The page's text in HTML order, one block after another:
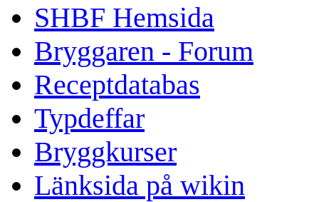
SHBF Hemsida
Bryggaren - Forum
Receptdatabas
Typdeffar
Bryggkurser
Länksida på wikin